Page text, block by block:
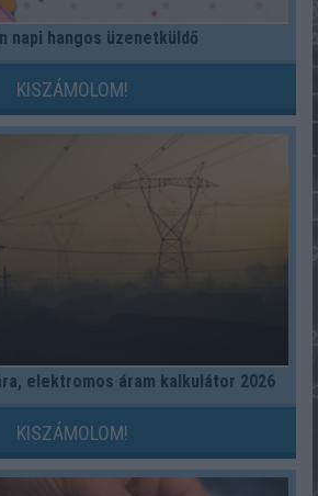
napi hangos üzenetküldő
KISZÁMOLOM!
elektromos áram kalkulátor 2026
KISZÁMOLOM!